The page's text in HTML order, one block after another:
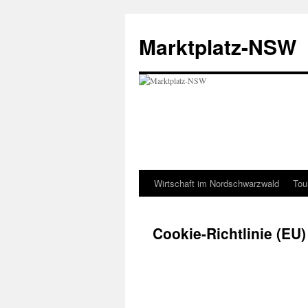
springen
Marktplatz-NSW
Wirtschaft im Nordschwarzwald
Cookie-Richtlinie (EU)